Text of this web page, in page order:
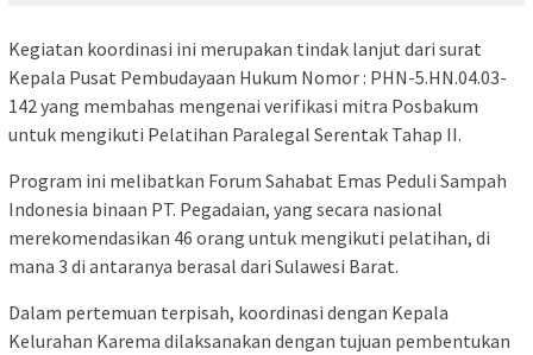
Kegiatan koordinasi ini merupakan tindak lanjut dari surat
Kepala Pusat Pembudayaan Hukum Nomor : PHN-5.HN.04.03-
142 yang membahas mengenai verifikasi mitra Posbakum
untuk mengikuti Pelatihan Paralegal Serentak Tahap II.
Program ini melibatkan Forum Sahabat Emas Peduli Sampah
Indonesia binaan PT. Pegadaian, yang secara nasional
merekomendasikan 46 orang untuk mengikuti pelatihan, di
mana 3 di antaranya berasal dari Sulawesi Barat.
Dalam pertemuan terpisah, koordinasi dengan Kepala
Kelurahan Karema dilaksanakan dengan tujuan pembentukan